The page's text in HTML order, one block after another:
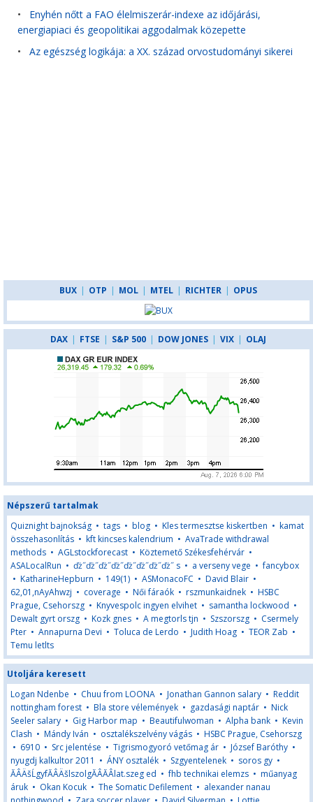
• Enyhén nőtt a FAO élelmiszerár-indexe az időjárási,
energiapiaci és geopolitikai aggodalmak közepette
• Az egészség logikája: a XX. század orvostudományi sikerei
BUX | OTP | MOL | MTEL | RICHTER | OPUS
DAX | FTSE | S&P 500 | DOW JONES | VIX | OLAJ
Népszerű tartalmak
Quiznight bajnokság • tags • blog • Kles termesztse kiskertben • kamat
összehasonlítás • kft kincses kalendrium • AvaTrade withdrawal
methods • AGLstockforecast • Köztemető Székesfehérvár •
ASALocalRun • ďż˝ďż˝ďż˝ďż˝ďż˝ďż˝ďż˝ďż˝ s • a verseny vege •fancybox
• KatharineHepburn • 149(1) • ASMonacoFC • David Blair •
62,01,nAyAhwzj • coverage • Női fáraók • rszmunkaidnek • HSBC
Prague, Csehorszg • Knyvespolc ingyen elvihet • samantha lockwood •
Dewalt gyrt orszg • Kozk gnes • A megtorls tjn • Szszorszg • Csermely
Pter • Annapurna Devi • Toluca de Lerdo • Judith Hoag • TEOR Zab •
Temu letlts
Utoljára keresett
Logan Ndenbe • Chuu from LOONA • Jonathan Gannon salary • Reddit
nottingham forest • Bla store vélemények • gazdasági naptár • Nick
Seeler salary • Gig Harbor map • Beautifulwoman • Alpha bank • Kevin
Clash • Mándy Iván • osztalékszelvény vágás • HSBC Prague, Csehorszg
• 6910 • Src jelentése • Tigrismogyoró vetőmag ár • József Baróthy •
nyugd­j kalkultor 2011 • ÁNY osztalék • Szgyentelenek • soros gy •
ĂÂÄšĹgyfĂÂÄšlszolgĂÂĂÂlat.szeg ed •fhb technikai elemzs • műanyag
áruk • Okan Kocuk • The Somatic Defilement • alexander nanau